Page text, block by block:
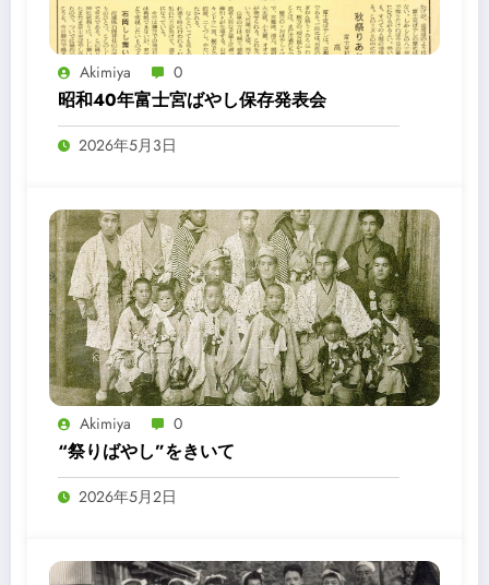
Akimiya 0
昭和40年富士宮ばやし保存発表会
2026年5月3日
Akimiya 0
“祭りばやし”をきいて
2026年5月2日